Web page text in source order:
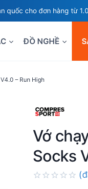
quốc cho đơn hàng từ
ĐỒ NGHỀ
– Run High
Vớ
Socks